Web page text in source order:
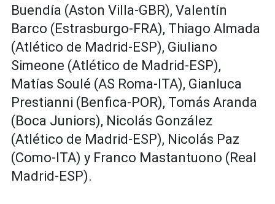
Buendía (Aston Villa-GBR), Valentín
Barco (Estrasburgo-FRA), Thiago Almada
(Atlético de Madrid-ESP), Giuliano
Simeone (Atlético de Madrid-ESP),
Matías Soulé (AS Roma-ITA), Gianluca
Prestianni (Benfica-POR), Tomás Aranda
(Boca Juniors), Nicolás González
(Atlético de Madrid-ESP), Nicolás Paz
(Como-ITA) y Franco Mastantuono (Real
Madrid-ESP).